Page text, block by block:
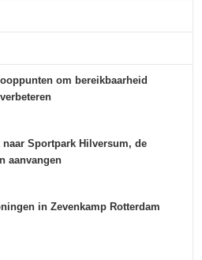
om bereikbaarheid
naar Sportpark Hilversum, de
aanvangen
in Zevenkamp Rotterdam